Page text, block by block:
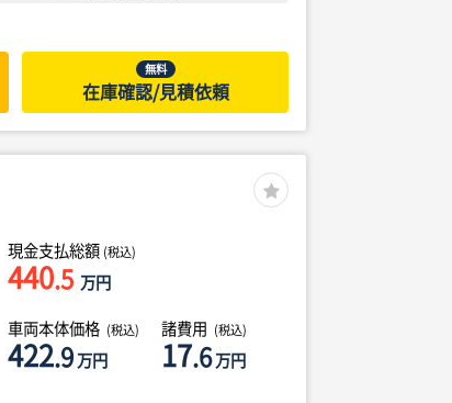
無料
在庫確認/見積依頼
現金支払総額 (税込)
440.5 万円
車両本体価格 (税込)
422.9万円
諸費用 (税込)
17.6万円